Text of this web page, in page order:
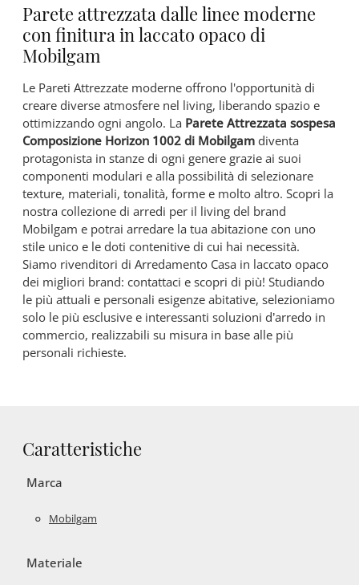
Parete attrezzata dalle linee moderne
con finitura in laccato opaco di
Mobilgam
Le Pareti Attrezzate moderne offrono l'opportunità di
creare diverse atmosfere nel living, liberando spazio e
ottimizzando ogni angolo. La Parete Attrezzata sospesa
Composizione Horizon 1002 di Mobilgam diventa
protagonista in stanze di ogni genere grazie ai suoi
componenti modulari e alla possibilità di selezionare
texture, materiali, tonalità, forme e molto altro. Scopri la
nostra collezione di arredi per il living del brand
Mobilgam e potrai arredare la tua abitazione con uno
stile unico e le doti contenitive di cui hai necessità.
Siamo rivenditori di Arredamento Casa in laccato opaco
dei migliori brand: contattaci e scopri di più! Studiando
le più attuali e personali esigenze abitative, selezioniamo
solo le più esclusive e interessanti soluzioni d’arredo in
commercio, realizzabili su misura in base alle più
personali richieste.
Caratteristiche
Marca
Mobilgam
Materiale